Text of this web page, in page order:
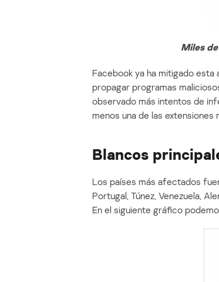
Miles
Facebook ya ha mitigado esta
propagar programas
observado más intentos de
menos una de las extensiones
Blancos
Los países más afectados
Portugal, Túnez, Venezuela,
En el siguiente gráfico